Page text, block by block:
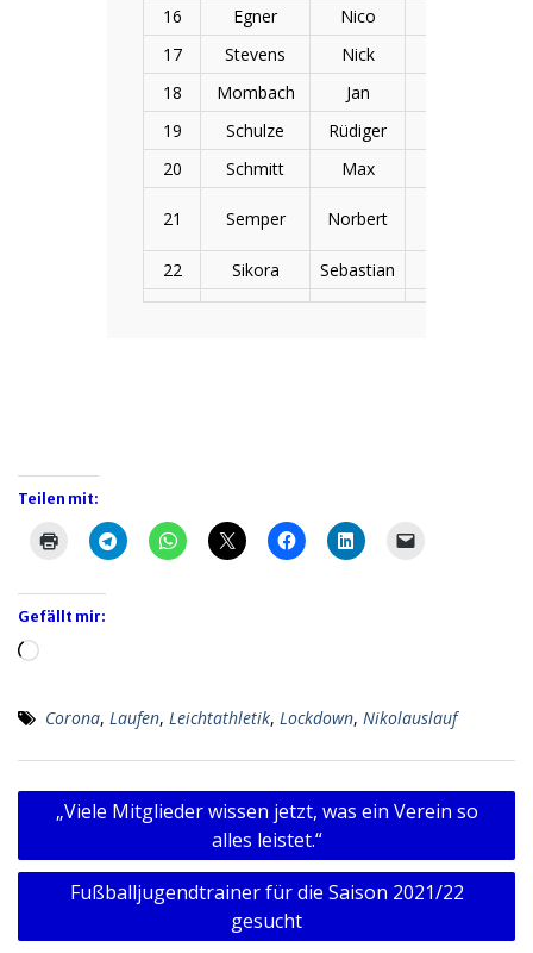
16
Egner Nico
17
Stevens Nick
18
Mombach Jan
19
Schulze Rüdiger
20
Schmitt Max
21 Semper Norbert
22 Sikora Sebastian
Teilen mit:
Gefällt mir:
Wird
Corona, Laufen, Leichtathletik, Lockdown, Nikolauslauf
Beitragsnavigation
„Viele Mitglieder wissen jetzt, was ein Verein so
alles leistet.“
Fußballjugendtrainer für die Saison 2021/22
gesucht